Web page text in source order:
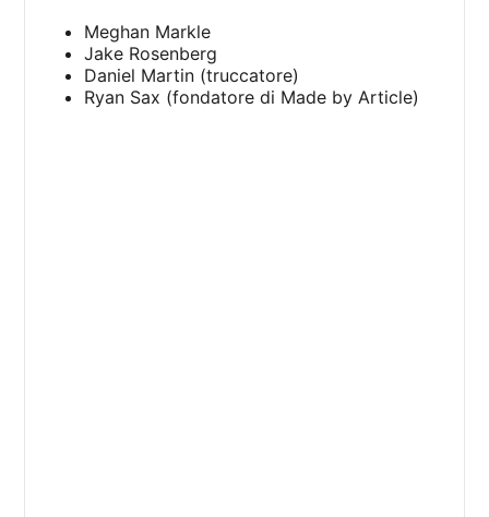
Meghan Markle
Jake Rosenberg
Daniel Martin (truccatore)
Ryan Sax (fondatore di Made by Article)